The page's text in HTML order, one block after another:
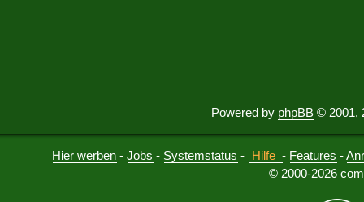
Powered by phpBB © 2001,
Hier werben -Jobs - Systemstatus - Hilfe - Features -
© 2000-2026